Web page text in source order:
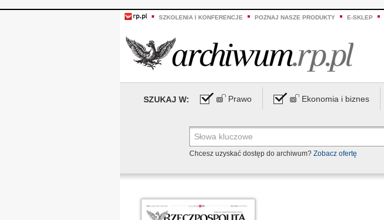
SZKOLENIA I KONFERENCJE POZNAJ NASZE PRODUKTY E-SKLEP
SZUKAJ W: Prawo Ekonomia i biznes
Chcesz uzyskać dostęp do archiwum? Zobacz ofertę